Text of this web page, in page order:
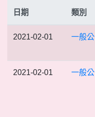
日期 類別
2021-02-01 一般
2021-02-01 一般